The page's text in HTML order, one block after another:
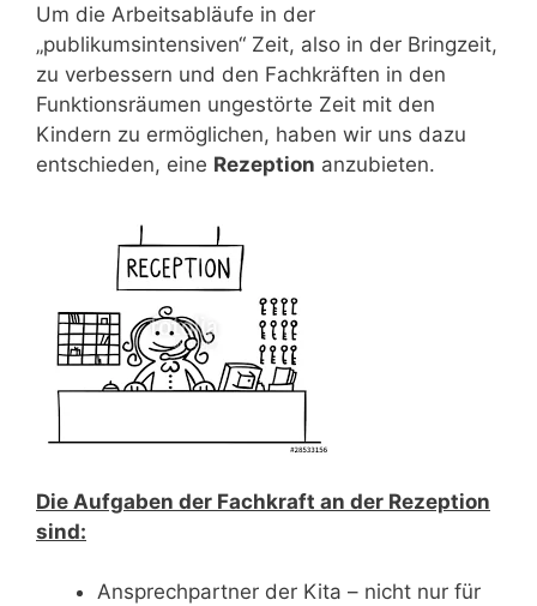
Um die Arbeitsabläufe in der
„publikumsintensiven“ Zeit, also in der Bringzeit,
zu verbessern und den Fachkräften in den
Funktionsräumen ungestörte Zeit mit den
Kindern zu ermöglichen, haben wir uns dazu
entschieden, eine Rezeption anzubieten.
Die Aufgaben der Fachkraft an der Rezeption
sind:
Ansprechpartner der Kita – nicht nur für